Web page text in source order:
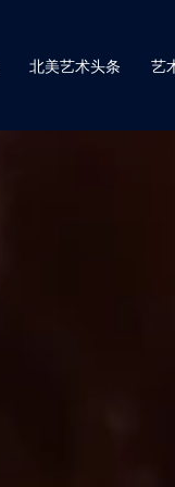
北美艺术头条 艺